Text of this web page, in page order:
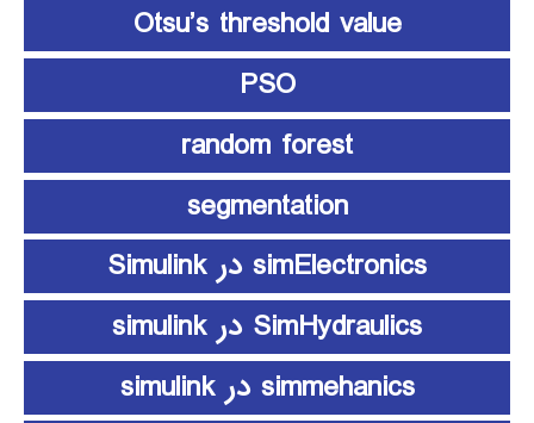
Otsu’s threshold value
PSO
random forest
segmentation
simElectronics در Simulink
SimHydraulics در simulink
simmehanics در simulink